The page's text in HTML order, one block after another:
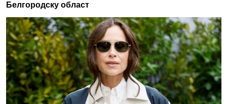
Белгородску област